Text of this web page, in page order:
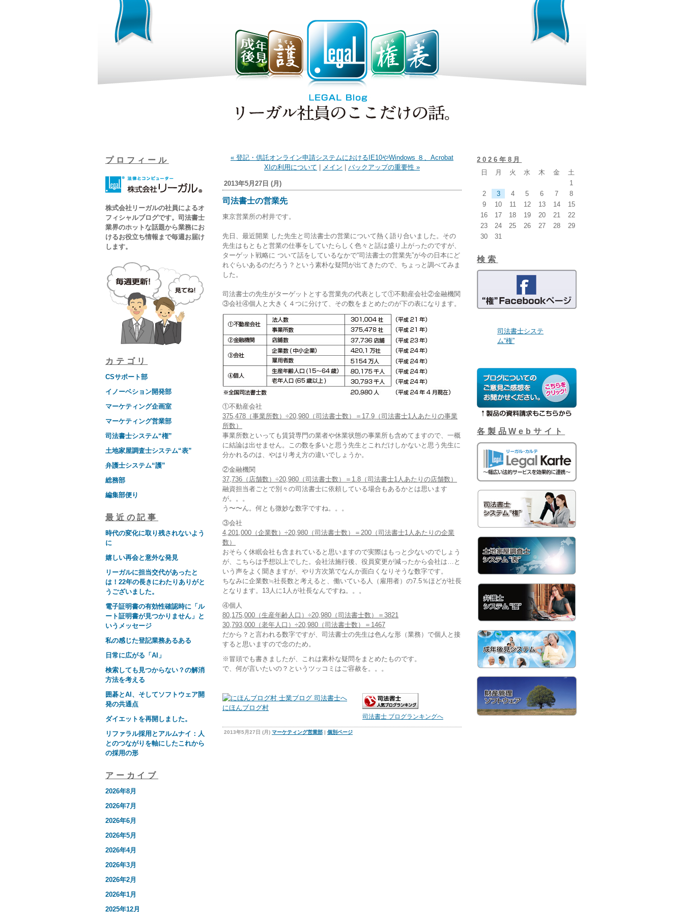
プロフィール
株式会社リーガルの社員によるオ
フィシャルブログです。司法書士
業界のホットな話題から業務にお
けるお役立ち情報まで毎週お届け
します。
カテゴリ
CSサポート部
イノーベション開発部
マーケティング企画室
マーケティング営業部
司法書士システム“権”
土地家屋調査士システム“表”
弁護士システム“護”
総務部
編集部便り
最近の記事
時代の変化に取り残されないよう
に
嬉しい再会と意外な発見
リーガルに担当交代があったと
は！22年の長きにわたりありがと
うございました。
電子証明書の有効性確認時に「ル
ート証明書が見つかりません」と
いうメッセージ
私の感じた登記業務あるある
日常に広がる「AI」
検索しても見つからない？の解消
方法を考える
囲碁とAI、そしてソフトウェア開
発の共通点
ダイエットを再開しました。
リファラル採用とアルムナイ：人
とのつながりを軸にしたこれから
の採用の形
アーカイブ
2026年8月
2026年7月
2026年6月
2026年5月
2026年4月
2026年3月
2026年2月
2026年1月
2025年12月
« 登記・供託オンライン申請システムにおけるIE10やWindows ８、Acrobat
XIの利用について
メイン バックアップの重要性 »
2013年5月27日 (月)
司法書士の営業先
東京営業所の村井です。
先日、最近開業 した先生と司法書士の営業について熱く語り合いました。その
先生はもともと営業の仕事をしていたらしく色々と話は盛り上がったのですが、
ターゲット戦略に ついて話をしているなかで“司法書士の営業先”が今の日本にど
れぐらいあるのだろう？という素朴な疑問が出てきたので、ちょっと調べてみま
した。
司法書士の先生がターゲットとする営業先の代表として①不動産会社②金融機関
③会社④個人と大きく４つに分けて、その数をまとめたのが下の表になります。
①不動産会社
375,478（事業所数）÷20,980（司法書士数）＝17.9（司法書士1人あたりの事業
所数）
事業所数といっても賃貸専門の業者や休業状態の事業所も含めてますので、一概
に結論は出せません。この数を多いと思う先生とこれだけしかないと思う先生に
分かれるのは、やはり考え方の違いでしょうか。
②金融機関
37,736（店舗数）÷20,980（司法書士数）＝1.8（司法書士1人あたりの店舗数）
融資担当者ごとで別々の司法書士に依頼している場合もあるかとは思います
が。。。
う〜〜ん。何とも微妙な数字ですね。。。
③会社
4,201,000（企業数）÷20,980（司法書士数）＝200（司法書士1人あたりの企業
数）
おそらく休眠会社も含まれていると思いますので実際はもっと少ないのでしょう
が、こちらは予想以上でした。会社法施行後、役員変更が減ったから会社は…と
いう声をよく聞きますが、やり方次第でなんか面白くなりそうな数字です。
ちなみに企業数≒社長数と考えると、働いている人（雇用者）の7.5％ほどが社長
となります。13人に1人が社長なんですね。。。
④個人
80,175,000（生産年齢人口）÷20,980（司法書士数）＝3821
30,793,000（老年人口）÷20,980（司法書士数）＝1467
だから？と言われる数字ですが、司法書士の先生は色んな形（業務）で個人と接
すると思いますので念のため。
※冒頭でも書きましたが、これは素朴な疑問をまとめたものです。
で、何が言いたいの？というツッコミはご容赦を。。。
にほんブログ村
司法書士 ブログランキングへ
2013年5月27日 (月) マーケティング営業部 | 個別ページ
2026年8月
日
月 火 水 木 金
土
1
2
3 4 5 6 7
8
9
10 11 12 13 14
15
16
17 18 19 20 21
22
23
24 25 26 27 28
29
30
31
検索
司法書士システ
ム“権”
各製品Webサイト